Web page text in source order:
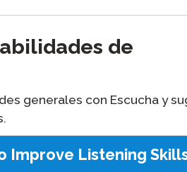
de
generales con Escuchay
Improve Listening